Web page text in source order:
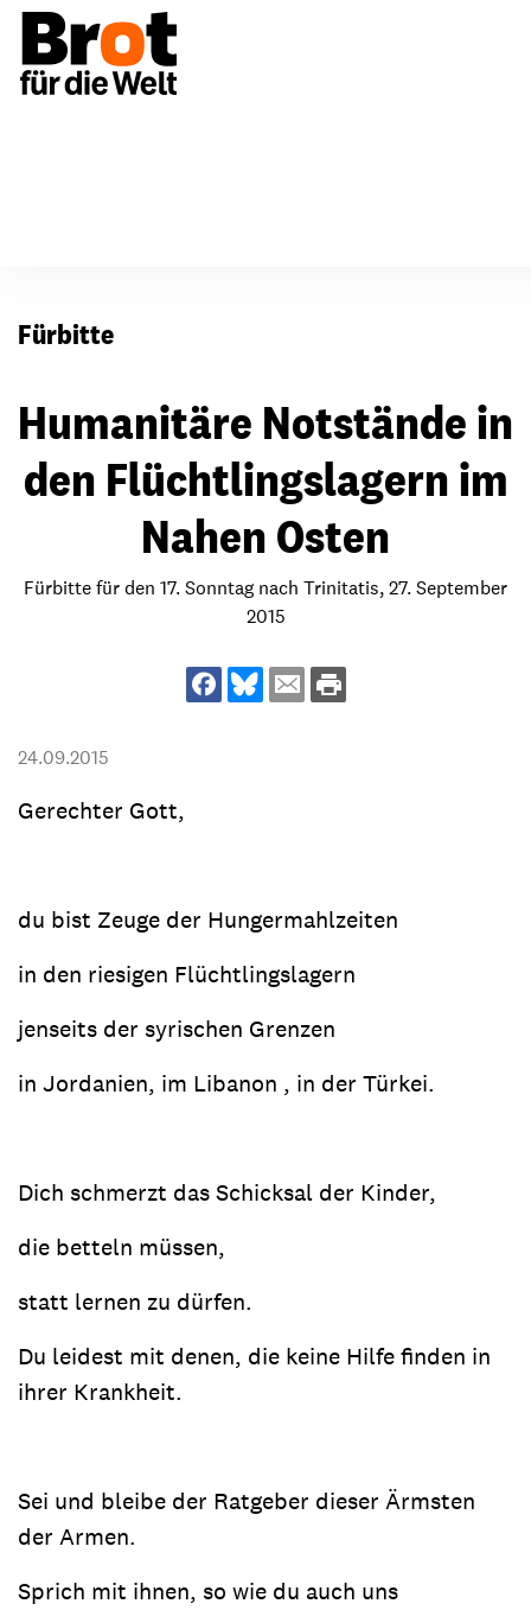
Fürbitte
Humanitäre Notstände in
den Flüchtlingslagern im
Nahen Osten
Fürbitte für den 17. Sonntag nach Trinitatis, 27. September
2015
24.09.2015
Gerechter Gott,
du bist Zeuge der Hungermahlzeiten
in den riesigen Flüchtlingslagern
jenseits der syrischen Grenzen
in Jordanien, im Libanon , in der Türkei.
Dich schmerzt das Schicksal der Kinder,
die betteln müssen,
statt lernen zu dürfen.
Du leidest mit denen, die keine Hilfe finden in
ihrer Krankheit.
Sei und bleibe der Ratgeber dieser Ärmsten
der Armen.
Sprich mit ihnen, so wie du auch uns